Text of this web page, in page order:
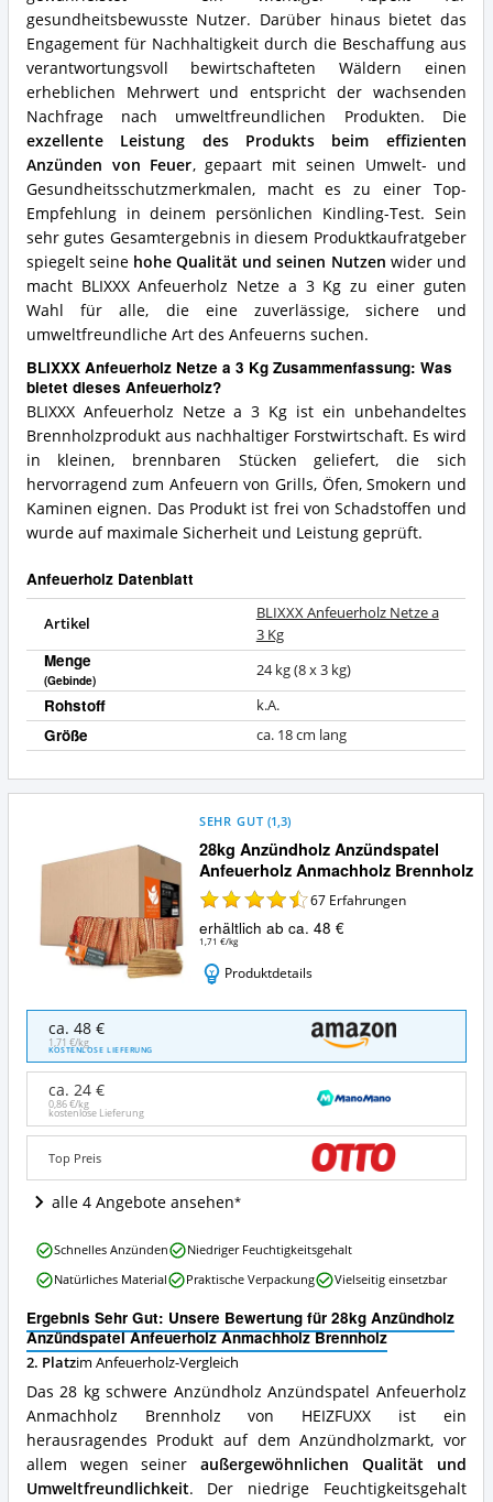
gesundheitsbewusste Nutzer. Darüber hinaus bietet das
Engagement für Nachhaltigkeit durch die Beschaffung aus
verantwortungsvoll bewirtschafteten Wäldern einen
erheblichen Mehrwert und entspricht der wachsenden
Nachfrage nach umweltfreundlichen Produkten. Die
exzellente Leistung des Produkts beim effizienten
Anzünden von Feuer, gepaart mit seinen Umwelt- und
Gesundheitsschutzmerkmalen, macht es zu einer Top-
Empfehlung in deinem persönlichen Kindling-Test. Sein
sehr gutes Gesamtergebnis in diesem Produktkaufratgeber
spiegelt seine hohe Qualität und seinen Nutzen wider und
macht BLIXXX Anfeuerholz Netze a 3 Kg zu einer guten
Wahl für alle, die eine zuverlässige, sichere und
umweltfreundliche Art des Anfeuerns suchen.
BLIXXX Anfeuerholz Netze a 3 Kg Zusammenfassung: Was
bietet dieses Anfeuerholz?
BLIXXX Anfeuerholz Netze a 3 Kg ist ein unbehandeltes
Brennholzprodukt aus nachhaltiger Forstwirtschaft. Es wird
in kleinen, brennbaren Stücken geliefert, die sich
hervorragend zum Anfeuern von Grills, Öfen, Smokern und
Kaminen eignen. Das Produkt ist frei von Schadstoffen und
wurde auf maximale Sicherheit und Leistung geprüft.
Anfeuerholz Datenblatt
Artikel
BLIXXX Anfeuerholz Netze a
3 Kg
Menge
(Gebinde)
24 kg (8 x 3 kg)
Rohstoff k.A.
Größe ca. 18 cm lang
28kg Anzündholz Anzündspatel
Anfeuerholz Anmachholz Brennholz
SEHR GUT (1,3)
67 Erfahrungen
erhältlich ab ca. 48 €
1,71 €/kg
Produktdetails
Anzündholz
Anzündspatel
Anfeuerholz
Anmachholz
Brennholz
Angebote:
ist
dieses
erhältlich?
ca. 48 €
1,71 €/kg
KOSTENLOSE LIEFERUNG
ca. 24 €
0,86 €/kg
kostenlose Lieferung
Top Preis
alle 4 Angebote ansehen
Ergebnis Sehr Gut: Unsere Bewertung für 28kg Anzündholz
Anzündspatel Anfeuerholz Anmachholz Brennholz
2. Platzim Anfeuerholz-Vergleich
Das 28 kg schwere Anzündholz Anzündspatel Anfeuerholz
Anmachholz Brennholz von HEIZFUXX ist ein
herausragendes Produkt auf dem Anzündholzmarkt, vor
allem wegen seineraußergewöhnlichen Qualität und
Umweltfreundlichkeit. Der niedrige Feuchtigkeitsgehalt
28kg
Anzündholz
Anzündspatel
Anmachholz
Brennholz
Vorteile:
Was
spricht
für
dieses
Anfeuerholz?
Schnelles Anzünden
Niedriger Feuchtigkeitsgehalt
Natürliches Material
Praktische Verpackung Vielseitig einsetzbar